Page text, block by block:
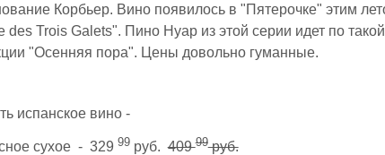
Корбьер. Вино появилось в "Пятерочке" этим
des Trois Galets". Пино Нуар из этой серии идет по
"Осенняя пора". Цены довольно гуманные.
испанское вино -
сухое - 329 99руб.40999руб.